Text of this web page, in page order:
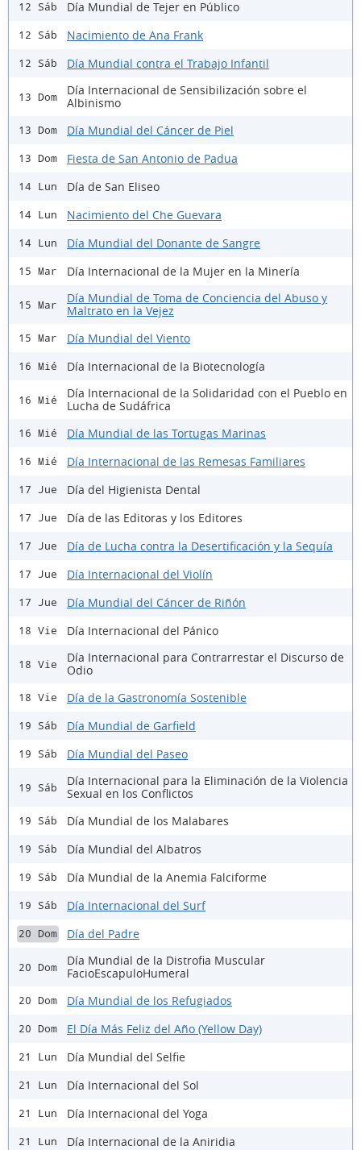
12 Sáb Día Mundial de Tejer en Público
12 Sáb Nacimiento de Ana Frank
12 Sáb Día Mundial contra el Trabajo Infantil
13 Dom
Día Internacional de Sensibilización sobre el
Albinismo
13 Dom Día Mundial del Cáncer de Piel
13 Dom Fiesta de San Antonio de Padua
14 Lun Día de San Eliseo
14 Lun Nacimiento del Che Guevara
14 Lun Día Mundial del Donante de Sangre
15 Mar Día Internacional de la Mujer en la Minería
15 Mar
Día Mundial de Toma de Conciencia del Abuso y
Maltrato en la Vejez
15 Mar Día Mundial del Viento
16 Mié Día Internacional de la Biotecnología
16 Mié
Día Internacional de la Solidaridad con el Pueblo en
Lucha de Sudáfrica
16 Mié Día Mundial de las Tortugas Marinas
16 Mié Día Internacional de las Remesas Familiares
17 Jue Día del Higienista Dental
17 Jue Día de las Editoras y los Editores
17 Jue Día de Lucha contra la Desertificación y la Sequía
17 Jue Día Internacional del Violín
17 Jue Día Mundial del Cáncer de Riñón
18 Vie Día Internacional del Pánico
18 Vie
Día Internacional para Contrarrestar el Discurso de
Odio
18 Vie Día de la Gastronomía Sostenible
19 Sáb Día Mundial de Garfield
19 Sáb Día Mundial del Paseo
19 Sáb
Día Internacional para la Eliminación de la Violencia
Sexual en los Conflictos
19 Sáb Día Mundial de los Malabares
19 Sáb Día Mundial del Albatros
19 Sáb Día Mundial de la Anemia Falciforme
19 Sáb Día Internacional del Surf
20 Dom Día del Padre
20 Dom
Día Mundial de la Distrofia Muscular
FacioEscapuloHumeral
20 Dom Día Mundial de los Refugiados
20 Dom El Día Más Feliz del Año (Yellow Day)
21 Lun Día Mundial del Selfie
21 Lun Día Internacional del Sol
21 Lun Día Internacional del Yoga
21 Lun Día Internacional de la Aniridia